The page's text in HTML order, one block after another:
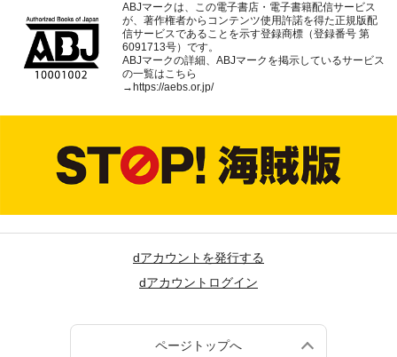
ABJマークは、この電子書店・電子書籍配信サービス
が、著作権者からコンテンツ使用許諾を得た正規版配
信サービスであることを示す登録商標（登録番号 第
6091713号）です。
ABJマークの詳細、ABJマークを掲示しているサービス
の一覧はこちら
→ https://aebs.or.jp/
dアカウントを発行する
dアカウントログイン
ページトップへ